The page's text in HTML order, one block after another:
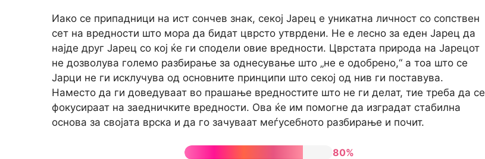
Иако се припадници на ист сончев знак, секој Јарец е уникатна личност со сопствен
сет на вредности што мора да бидат цврсто утврдени. Не е лесно за еден Јарец да
најде друг Јарец со кој ќе ги сподели овие вредности. Цврстата природа на Јарецот
не дозволува големо разбирање за однесување што „не е одобрено,“ а тоа што се
Јарци не ги исклучува од основните принципи што секој од нив ги поставува.
Наместо да ги доведуваат во прашање вредностите што не ги делат, тие треба да се
фокусираат на заедничките вредности. Ова ќе им помогне да изградат стабилна
основа за својата врска и да го зачуваат меѓусебното разбирање и почит.
80%